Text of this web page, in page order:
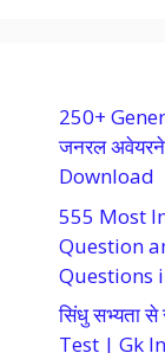
250+
जनरल
Download
555 Most
Question
Questions
सिंधु सभ्यता से
Test | Gk